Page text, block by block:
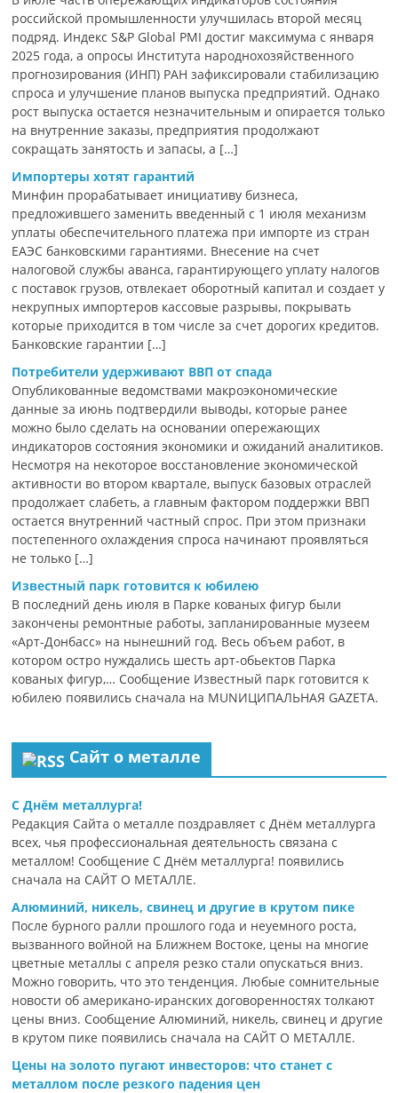
российской промышленности улучшилась второй месяц
подряд. Индекс S&P Global PMI достиг максимума с января
2025 года, а опросы Института народнохозяйственного
прогнозирования (ИНП) РАН зафиксировали стабилизацию
спроса и улучшение планов выпуска предприятий. Однако
рост выпуска остается незначительным и опирается только
на внутренние заказы, предприятия продолжают
сокращать занятость и запасы, а […]
Импортеры хотят гарантий
Минфин прорабатывает инициативу бизнеса,
предложившего заменить введенный с 1 июля механизм
уплаты обеспечительного платежа при импорте из стран
ЕАЭС банковскими гарантиями. Внесение на счет
налоговой службы аванса, гарантирующего уплату налогов
с поставок грузов, отвлекает оборотный капитал и создает у
некрупных импортеров кассовые разрывы, покрывать
которые приходится в том числе за счет дорогих кредитов.
Банковские гарантии […]
Потребители удерживают ВВП от спада
Опубликованные ведомствами макроэкономические
данные за июнь подтвердили выводы, которые ранее
можно было сделать на основании опережающих
индикаторов состояния экономики и ожиданий аналитиков.
Несмотря на некоторое восстановление экономической
активности во втором квартале, выпуск базовых отраслей
продолжает слабеть, а главным фактором поддержки ВВП
остается внутренний частный спрос. При этом признаки
постепенного охлаждения спроса начинают проявляться
не только […]
Известный парк готовится к юбилею
В последний день июля в Парке кованых фигур были
закончены ремонтные работы, запланированные музеем
«Арт-Донбасс» на нынешний год. Весь объем работ, в
котором остро нуждались шесть арт-обьектов Парка
кованых фигур,… Сообщение Известный парк готовится к
юбилею появились сначала на MUNИЦИПАЛЬНАЯ GAZЕТА.
Сайт о металле
С Днём металлурга!
Редакция Сайта о металле поздравляет с Днём металлурга
всех, чья профессиональная деятельность связана с
металлом! Сообщение С Днём металлурга! появились
сначала на САЙТ О МЕТАЛЛЕ.
Алюминий, никель, свинец и другие в крутом пике
После бурного ралли прошлого года и неуемного роста,
вызванного войной на Ближнем Востоке, цены на многие
цветные металлы с апреля резко стали опускаться вниз.
Можно говорить, что это тенденция. Любые сомнительные
новости об американо-иранских договоренностях толкают
цены вниз. Сообщение Алюминий, никель, свинец и другие
в крутом пике появились сначала на САЙТ О МЕТАЛЛЕ.
Цены на золото пугают инвесторов: что станет с
металлом после резкого падения цен